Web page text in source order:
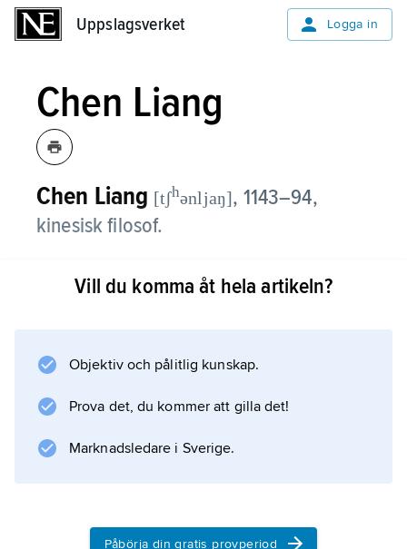
Uppslagsverket Logga in
Chen Liang
Chen Liang [tʃhənljaŋ], 1143–94,
kinesisk filosof.
Zhu Xi
avgörande för den moraliska värderingen.
Litteraturanvisning
Vill du komma åt hela artikeln?
Objektiv och pålitlig kunskap.
Prova det, du kommer att gilla det!
Marknadsledare i Sverige.
Påbörja din gratis provperiod